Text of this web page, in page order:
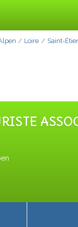
Loire Saint-